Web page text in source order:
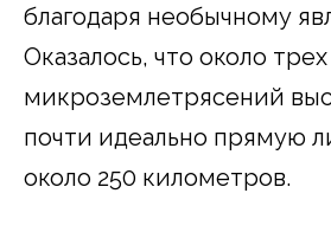
благодаря необычному
Оказалось, что около
микроземлетрясений
почти идеально прямую
около 250 километров.